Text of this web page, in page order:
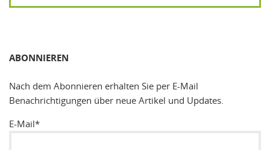
ABONNIEREN
Nach dem Abonnieren erhalten Sie per E-Mail
Benachrichtigungen über neue Artikel und Updates.
E-Mail*